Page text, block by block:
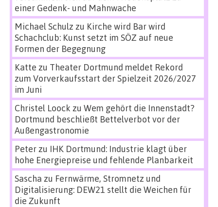
einer Gedenk- und Mahnwache
Michael Schulz zu Kirche wird Bar wird
Schachclub: Kunst setzt im SÖZ auf neue
Formen der Begegnung
Katte zu Theater Dortmund meldet Rekord
zum Vorverkaufsstart der Spielzeit 2026/2027
im Juni
Christel Loock zu Wem gehört die Innenstadt?
Dortmund beschließt Bettelverbot vor der
Außengastronomie
Peterzu IHK Dortmund: Industrie klagt über
hohe Energiepreise und fehlende Planbarkeit
Sascha zu Fernwärme, Stromnetz und
Digitalisierung: DEW21 stellt die Weichen für
die Zukunft